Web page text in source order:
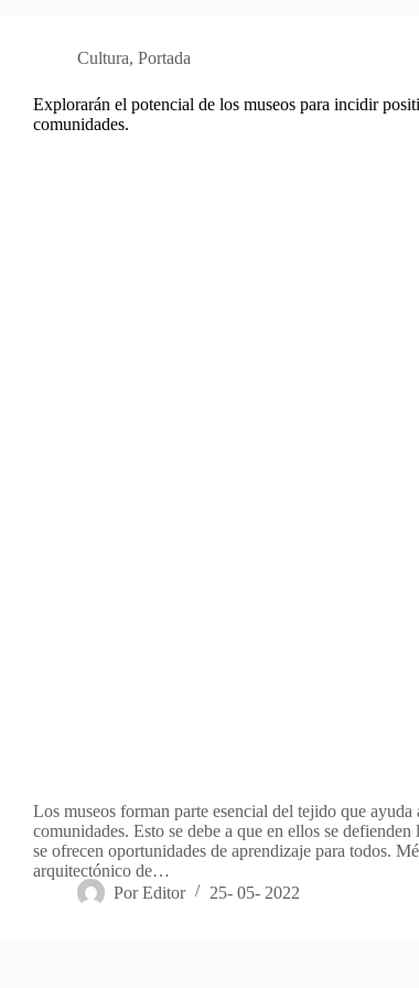
Cultura, Portada
Explorarán el potencial de los museos para incidir
comunidades.
Los museos forman parte esencial del tejido que ayuda
comunidades. Esto se debe a que en ellos se
se ofrecen oportunidades de aprendizaje para todos.
arquitectónico de…
Por Editor 25- 05- 2022